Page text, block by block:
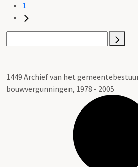
1
1449 Archief van het
bouwvergunningen, 1978 - 2005